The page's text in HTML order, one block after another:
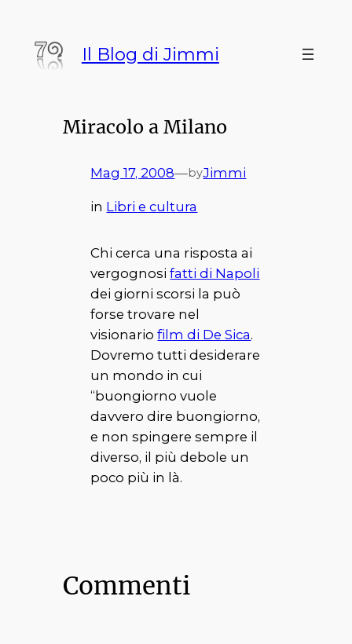
contenuto
Il Blog di Jimmi
Miracolo a Milano
Mag 17, 2008—byJimmi
in Libri e cultura
Chi cerca una risposta ai
vergognosifatti di Napoli
dei giorni scorsi la può
forse trovare nel
visionariofilm di De Sica.
Dovremo tutti desiderare
un mondo in cui
“buongiorno vuole
davvero dire buongiorno,
e non spingere sempre il
diverso, il più debole un
poco più in là.
Commenti